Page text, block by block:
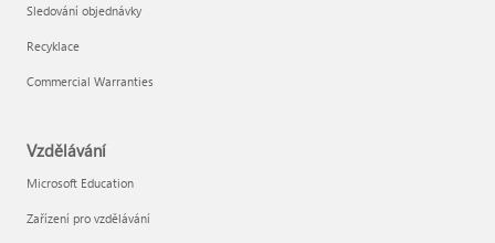
Sledování objednávky
Recyklace
Commercial Warranties
Vzdělávání
Microsoft Education
Zařízení pro vzdělávání